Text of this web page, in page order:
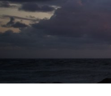
Zum
Inhalt
springen